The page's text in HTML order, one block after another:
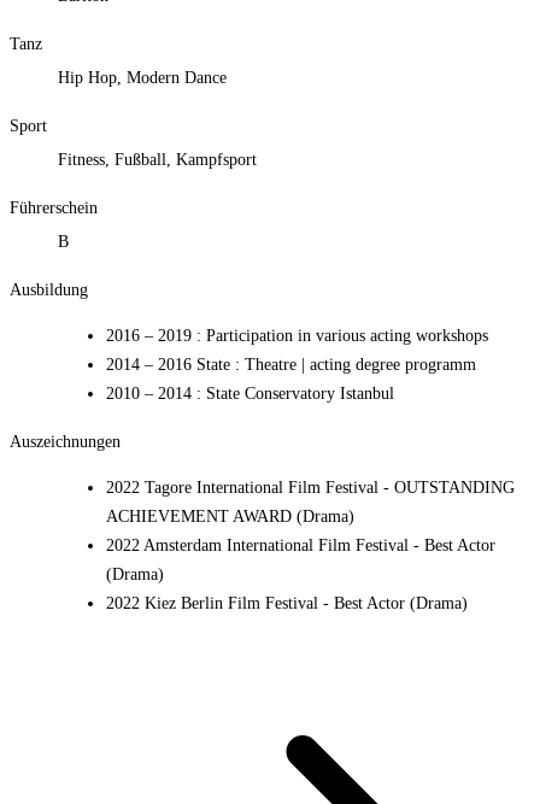
Tanz
Hip Hop, Modern Dance
Sport
Fitness, Fußball, Kampfsport
Führerschein
B
Ausbildung
2016 – 2019 : Participation in various acting workshops
2014 – 2016 State : Theatre | acting degree programm
2010 – 2014 : State Conservatory Istanbul
Auszeichnungen
2022 Tagore International Film Festival - OUTSTANDING
ACHIEVEMENT AWARD (Drama)
2022 Amsterdam International Film Festival - Best Actor
(Drama)
2022 Kiez Berlin Film Festival - Best Actor (Drama)